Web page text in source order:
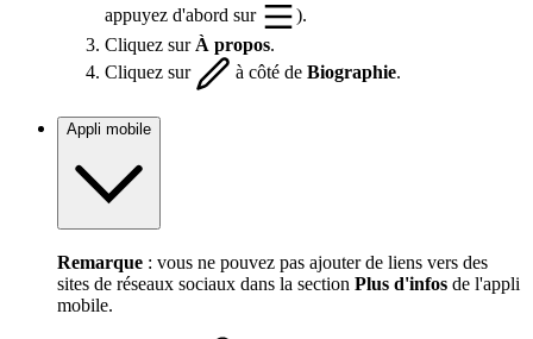
appuyez d'abord sur
).
Cliquez sur À propos.
Cliquez sur
à côté de Biographie.
Appli mobile
Remarque : vous ne pouvez pas ajouter de liens vers des
sites de réseaux sociaux dans la section Plus d'infos de l'appli
mobile.